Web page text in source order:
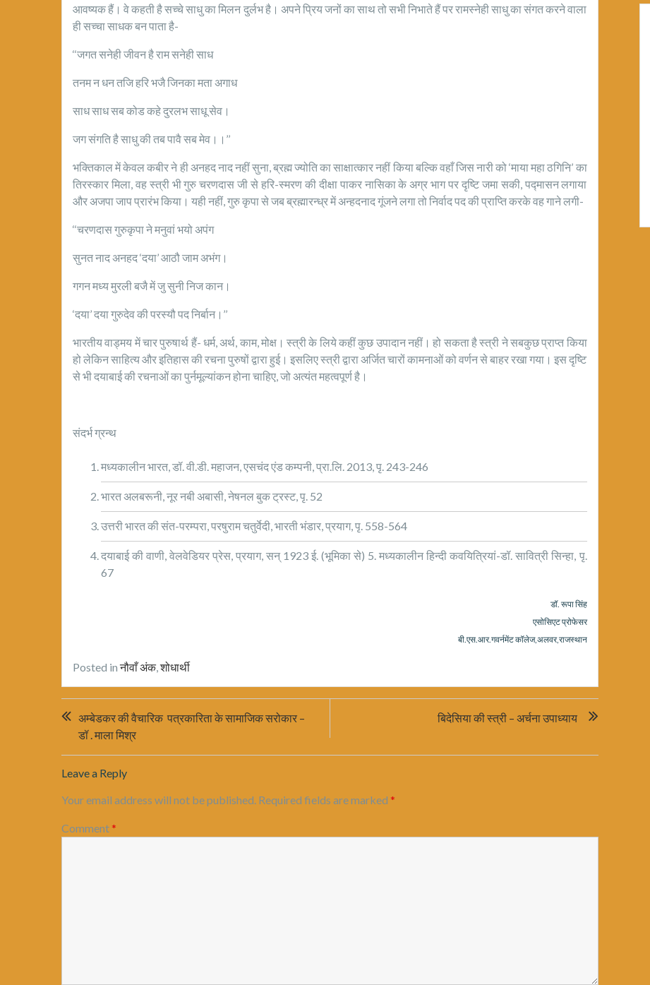
आवष्यक हैं। वे कहती है सच्चे साधु का मिलन दुर्लभ है। अपने प्रिय जनों का साथ तो सभी निभाते हैं पर रामस्नेही साधु का संगत करने वाला
ही सच्चा साधक बन पाता है-
‘‘जगत सनेही जीवन है राम सनेही साध
तनम न धन तजि हरि भजै जिनका मता अगाध
साध साध सब कोड कहे दुरलभ साधू सेव।
जग संगति है साधु की तब पावै सब मेव।।’’
भक्तिकाल में केवल कबीर ने ही अनहद नाद नहीं सुना, ब्रह्म ज्योति का साक्षात्कार नहीं किया बल्कि वहाँ जिस नारी को ‘माया महा ठगिनि’ का
तिरस्कार मिला, वह स्त्री भी गुरु चरणदास जी से हरि-स्मरण की दीक्षा पाकर नासिका के अग्र भाग पर दृष्टि जमा सकी, पद्मासन लगाया
और अजपा जाप प्रारंभ किया। यही नहीं, गुरु कृपा से जब ब्रह्मारन्ध्र में अन्हदनाद गूंजने लगा तो निर्वाद पद की प्राप्ति करके वह गाने लगी-
‘‘चरणदास गुरुकृपा ने मनुवां भयो अपंग
सुनत नाद अनहद ‘दया’ आठौ जाम अभंग।
गगन मध्य मुरली बजै में जु सुनी निज कान।
‘दया’ दया गुरुदेव की परस्यौ पद निर्बान।’’
भारतीय वाड्मय में चार पुरुषार्थ हैं- धर्म, अर्थ, काम, मोक्ष। स्त्री के लिये कहीं कुछ उपादान नहीं। हो सकता है स्त्री ने सबकुछ प्राप्त किया
हो लेकिन साहित्य और इतिहास की रचना पुरुषों द्वारा हुई। इसलिए स्त्री द्वारा अर्जित चारों कामनाओं को वर्णन से बाहर रखा गया। इस दृष्टि
से भी दयाबाई की रचनाओं का पुर्नमूल्यांकन होना चाहिए, जो अत्यंत महत्वपूर्ण है।
संदर्भ ग्रन्थ
मध्यकालीन भारत, डॉ. वी.डी. महाजन, एसचंद एंड कम्पनी, प्रा.लि. 2013, पृ. 243-246
भारत अलबरूनी, नूर नबी अबासी, नेषनल बुक ट्रस्ट, पृ. 52
उत्तरी भारत की संत-परम्परा, परषुराम चतुर्वेदी, भारती भंडार, प्रयाग, पृ. 558-564
दयाबाई की वाणी, वेलवेडियर प्रेस, प्रयाग, सन् 1923 ई. (भूमिका से) 5. मध्यकालीन हिन्दी कवयित्रियां-डॉ. सावित्री सिन्हा, पृ.
67
डॉ. रूपा सिंह
एसोसिएट प्रोफेसर
बी.एस.आर.गवर्नमेंट कॉलेज,अलवर,राजस्थान
Posted inनौवाँ अंक,शोधार्थी
Post
navigation
अम्बेडकर की वैचारिक पत्रकारिता के सामाजिक सरोकार –
डॉ . माला मिश्र
बिदेसिया की स्त्री – अर्चना उपाध्याय
Leave a Reply
Your email address will not be published. Required fields are marked *
Comment*